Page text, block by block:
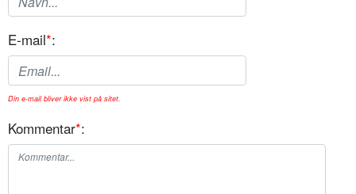
E-mail*:
Din e-mail bliver ikke vist på sitet.
Kommentar*: